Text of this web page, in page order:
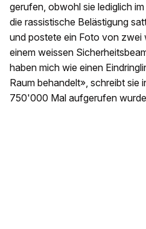
gerufen, obwohl sie lediglich
die rassistische Belästigung
und postete ein Foto von zwei
einem weissen
haben mich wie einen
Raum behandelt», schreibt sie
750'000 Mal aufgerufen